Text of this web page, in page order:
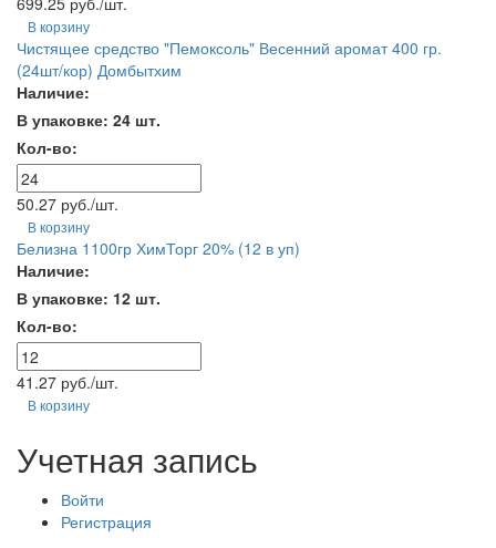
В корзину
Чистящее средство "Пемоксоль" Весенний аромат 400 гр.
(24шт/кор) Домбытхим
Наличие:
В упаковке: 24 шт.
Кол-во:
50.27 руб./шт.
В корзину
Белизна 1100гр ХимТорг 20% (12 в уп)
Наличие:
В упаковке: 12 шт.
Кол-во:
41.27 руб./шт.
В корзину
Учетная запись
Войти
Регистрация